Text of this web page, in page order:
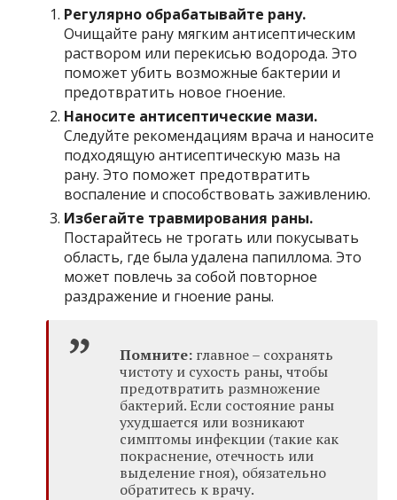
Регулярно обрабатывайте рану.
Очищайте рану мягким антисептическим
раствором или перекисью водорода. Это
поможет убить возможные бактерии и
предотвратить новое гноение.
Наносите антисептические мази.
Следуйте рекомендациям врача и наносите
подходящую антисептическую мазь на
рану. Это поможет предотвратить
воспаление и способствовать заживлению.
Избегайте травмирования раны.
Постарайтесь не трогать или покусывать
область, где была удалена папиллома. Это
может повлечь за собой повторное
раздражение и гноение раны.
Помните: главное – сохранять
чистоту и сухость раны, чтобы
предотвратить размножение
бактерий. Если состояние раны
ухудшается или возникают
симптомы инфекции (такие как
покраснение, отечность или
выделение гноя), обязательно
обратитесь к врачу.